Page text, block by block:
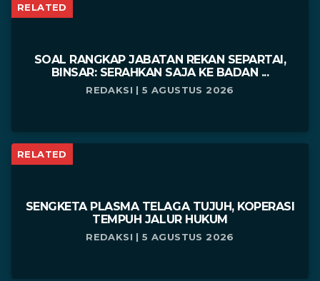
RELATED
SOAL RANGKAP JABATAN REKAN SEPARTAI,
BINSAR: SERAHKAN SAJA KE BADAN ...
REDAKSI | 5 AGUSTUS 2026
RELATED
SENGKETA PLASMA TELAGA TUJUH, KOPERASI
TEMPUH JALUR HUKUM
REDAKSI | 5 AGUSTUS 2026